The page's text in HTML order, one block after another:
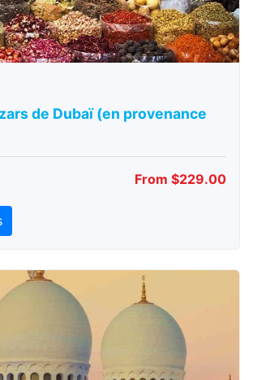
de Dubaï (en provenance
From $229.00